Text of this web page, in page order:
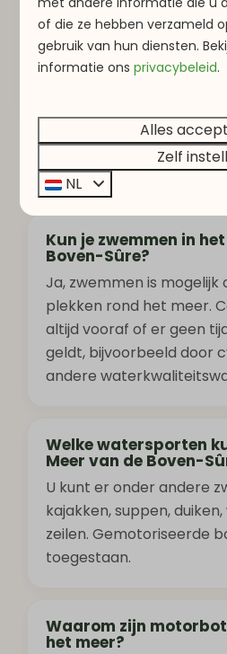
Goed om te weten
Motorboten zijn niet
zwemzones kunnen
Veelgestelde
Kun je zwemmen in
Boven-Sûre?
Ja, zwemmen is
plekken rond het meer.
altijd vooraf of er geen
geldt, bijvoorbeeld door
andere
Welke watersporten
Meer van de Boven-
U kunt er onder andere
kajakken, suppen,
zeilen. Gemotoriseerde
toegestaan.
Waarom zijn
het meer?
of die ze hebben verzameld
gebruik van hun diensten.
informatieonsprivacybeleid.
Alles
Zelf
NL